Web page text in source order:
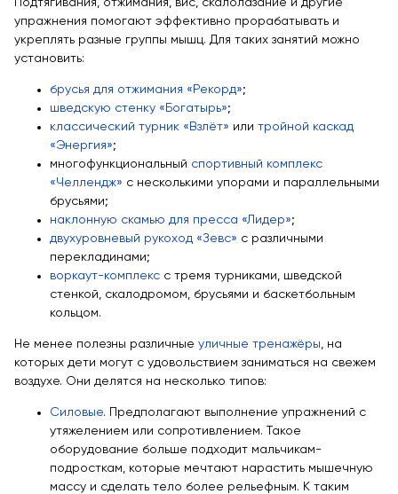
Подтягивания, отжимания, вис, скалолазание и другие
упражнения помогают эффективно прорабатывать и
укреплять разные группы мышц. Для таких занятий можно
установить:
брусья для отжимания «Рекорд»;
шведскую стенку «Богатырь»;
классический турник «Взлёт» или тройной каскад
«Энергия»;
многофункциональный спортивный комплекс
«Челлендж» с несколькими упорами и параллельными
брусьями;
наклонную скамью для пресса «Лидер»;
двухуровневый рукоход «Зевс» с различными
перекладинами;
воркаут-комплекс с тремя турниками, шведской
стенкой, скалодромом, брусьями и баскетбольным
кольцом.
Не менее полезны различные уличные тренажёры, на
которых дети могут с удовольствием заниматься на свежем
воздухе. Они делятся на несколько типов:
Силовые. Предполагают выполнение упражнений с
утяжелением или сопротивлением. Такое
оборудование больше подходит мальчикам-
подросткам, которые мечтают нарастить мышечную
массу и сделать тело более рельефным. К таким